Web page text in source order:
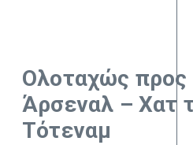
Ολοταχώς προς
Άρσεναλ – Χατ
Τότεναμ